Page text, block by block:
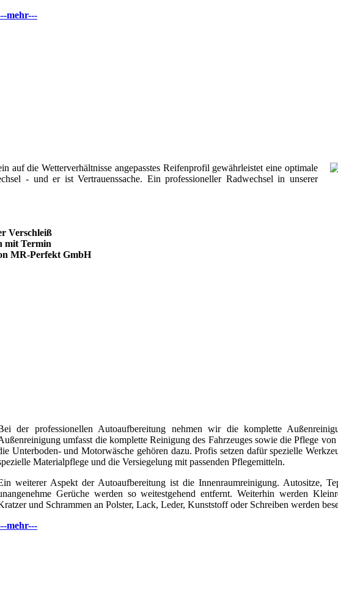
mehr---
die Wetterverhältnisse angepasstes Reifenprofil gewährleistet eine optimale
- und er ist Vertrauenssache. Ein professioneller Radwechsel in unserer
Verschleiß
mit Termin
MR-Perfekt GmbH
der professionellen Autoaufbereitung nehmen wir die komplette
umfasst die komplette Reinigung des Fahrzeuges sowie die Pflege
Unterboden- und Motorwäsche gehören dazu. Profis setzen dafür spezielle
Materialpflege und die Versiegelung mit passenden Pflegemitteln.
weiterer Aspekt der Autoaufbereitung ist die Innenraumreinigung. Autositze,
Gerüche werden so weitestgehend entfernt. Weiterhin werden
und Schrammen an Polster, Lack, Leder, Kunststoff oder Schreiben werden
mehr---